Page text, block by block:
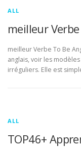
ALL
meilleur
meilleur Verbe To Be
anglais, voir les
irréguliers. Elle est
ALL
TOP46+